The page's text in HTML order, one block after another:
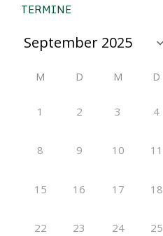
TERMINE
M D M D
1 2 3 4
8 9 10 11
15 16 17 18
22 23 24 25